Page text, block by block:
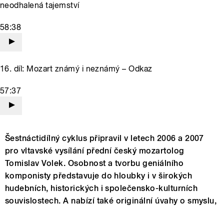
neodhalená tajemství
58:38
16. díl: Mozart známý i neznámý – Odkaz
57:37
Šestnáctidílný cyklus připravil v letech 2006 a 2007
pro vltavské vysílání přední český mozartolog
Tomislav Volek. Osobnost a tvorbu geniálního
komponisty představuje do hloubky i v širokých
hudebních, historických i společensko-kulturních
souvislostech. A nabízí také originální úvahy o smyslu,